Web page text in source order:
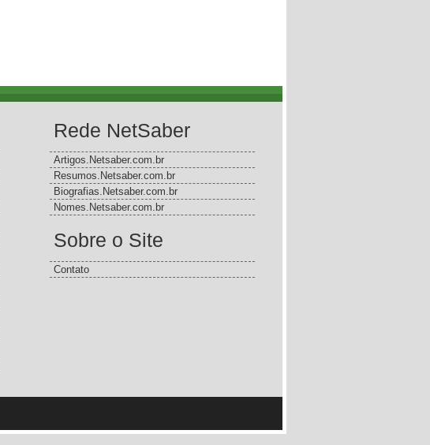
Rede NetSaber
Artigos.Netsaber.com.br
Resumos.Netsaber.com.br
Biografias.Netsaber.com.br
Nomes.Netsaber.com.br
Sobre o Site
Contato